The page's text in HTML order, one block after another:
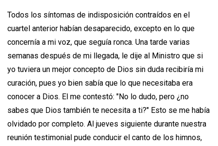
Todos los síntomas de indisposición contraídos en el
cuartel anterior habían desaparecido, excepto en lo que
concernía a mi voz, que seguía ronca. Una tarde varias
semanas después de mi llegada, le dije al Ministro que si
yo tuviera un mejor concepto de Dios sin duda recibiría mi
curación, pues yo bien sabía que lo que necesitaba era
conocer a Dios. El me contestó: "No lo dudo, pero ¿no
sabes que Dios también te necesita a ti?" Esto se me había
olvidado por completo. Al jueves siguiente durante nuestra
reunión testimonial pude conducir el canto de los himnos,